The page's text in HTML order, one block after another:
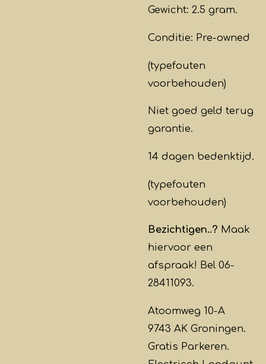
Gewicht: 2.5 gram.
Conditie: Pre-owned
(typefouten
voorbehouden)
Niet goed geld terug
garantie.
14 dagen bedenktijd.
(typefouten
voorbehouden)
Bezichtigen..? Maak
hiervoor een
afspraak! Bel 06-
28411093.
Atoomweg 10-A
9743 AK Groningen.
Gratis Parkeren.